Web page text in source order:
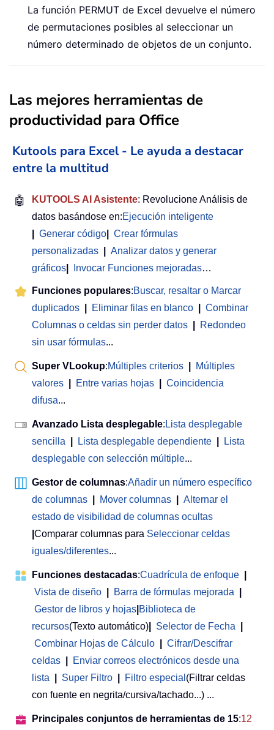
La función PERMUT de Excel devuelve el número
de permutaciones posibles al seleccionar un
número determinado de objetos de un conjunto.
Las mejores herramientas de
productividad para Office
Kutools para Excel - Le ayuda a destacar
entre la multitud
🤖 KUTOOLS AI Asistente: Revolucione Análisis de
datos basándose en:Ejecución inteligente
Generar código
Crear fórmulas
personalizadas
Analizar datos y generar
gráficos
Invocar Funciones mejoradas…
Funciones populares:Buscar, resaltar o Marcar
duplicados
Eliminar filas en blanco
Combinar
Columnas o celdas sin perder datos
Redondeo
sin usar fórmulas...
Super VLookup:Múltiples criterios
Múltiples
valores
Entre varias hojas
Coincidencia
difusa...
Avanzado Lista desplegable: Lista desplegable
sencilla
Lista desplegable dependiente
Lista
desplegable con selección múltiple...
Gestor de columnas:Añadir un número específico
de columnas
Mover columnas
Alternar el
estado de visibilidad de columnas ocultas
Comparar columnas para Seleccionar celdas
iguales/diferentes...
Funciones destacadas:Cuadrícula de enfoque
Vista de diseño
Barra de fórmulas mejorada
Gestor de libros y hojas Biblioteca de
recursos(Texto automático) Selector de Fecha
Combinar Hojas de Cálculo
Cifrar/Descifrar
celdas
Enviar correos electrónicos desde una
lista
Super Filtro Filtro especial (Filtrar celdas
con fuente en negrita/cursiva/tachado...) ...
Principales conjuntos de herramientas de 15:12